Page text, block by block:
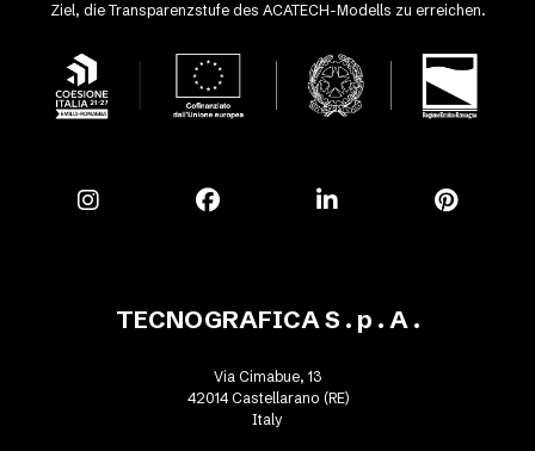
Ziel, die Transparenzstufe des ACATECH-Modells zu erreichen.
TECNOGRAFICA S . p . A .
Via Cimabue, 13
42014 Castellarano (RE)
Italy